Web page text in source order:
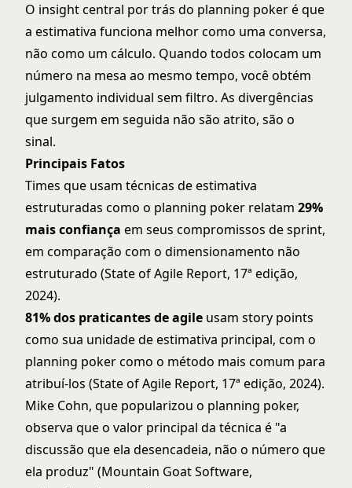
O insight central por trás do planning poker é que
a estimativa funciona melhor como uma conversa,
não como um cálculo. Quando todos colocam um
número na mesa ao mesmo tempo, você obtém
julgamento individual sem filtro. As divergências
que surgem em seguida não são atrito, são o
sinal.
Principais Fatos
Times que usam técnicas de estimativa
estruturadas como o planning poker relatam 29%
mais confiança em seus compromissos de sprint,
em comparação com o dimensionamento não
estruturado (State of Agile Report, 17ª edição,
2024).
81% dos praticantes de agile usam story points
como sua unidade de estimativa principal, com o
planning poker como o método mais comum para
atribuí-los (State of Agile Report, 17ª edição, 2024).
Mike Cohn, que popularizou o planning poker,
observa que o valor principal da técnica é "a
discussão que ela desencadeia, não o número que
ela produz" (Mountain Goat Software,